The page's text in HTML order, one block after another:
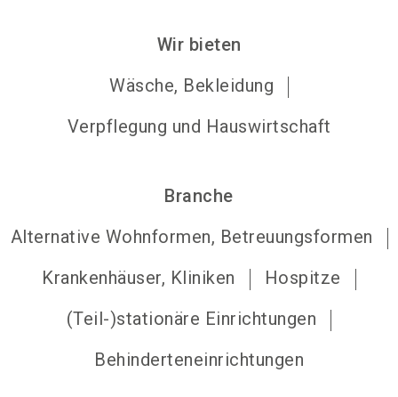
Wir bieten
Wäsche, Bekleidung
Verpflegung und Hauswirtschaft
Branche
Alternative Wohnformen, Betreuungsformen
Krankenhäuser, Kliniken
Hospitze
(Teil-)stationäre Einrichtungen
Behinderteneinrichtungen